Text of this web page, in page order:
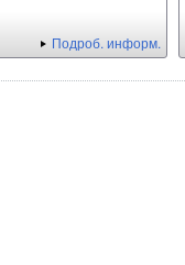
Подроб. информ.